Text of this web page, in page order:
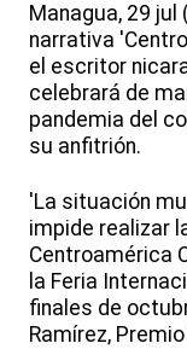
Managua, 29 jul
narrativa
el escritor
celebrará de
pandemia del
su anfitrión.
'La situación
impide realizar
Centroamérica
la Feria
finales de
Ramírez,